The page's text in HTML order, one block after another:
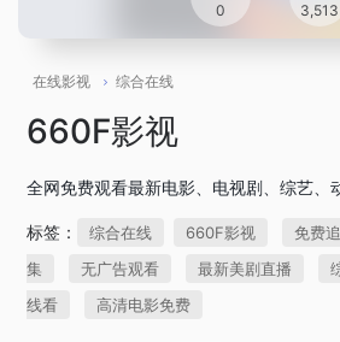
0 3,513
在线影视 综合在线
660F影视
全网免费观看最新电影、电视剧、综艺、
标签： 综合在线 660F影视 免费
集
无广告观看 最新美剧直播
线看
高清电影免费